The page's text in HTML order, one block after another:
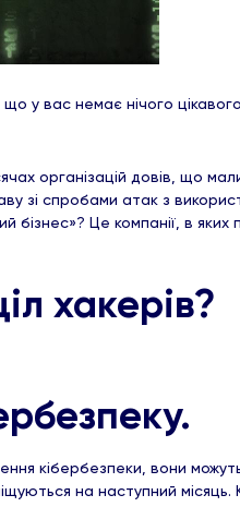
у вас немає нічого
організацій довів, що
зі спробами атак з
бізнес»? Це компанії, в
хакерів?
кібербезпеки, вони
на наступний місяць.